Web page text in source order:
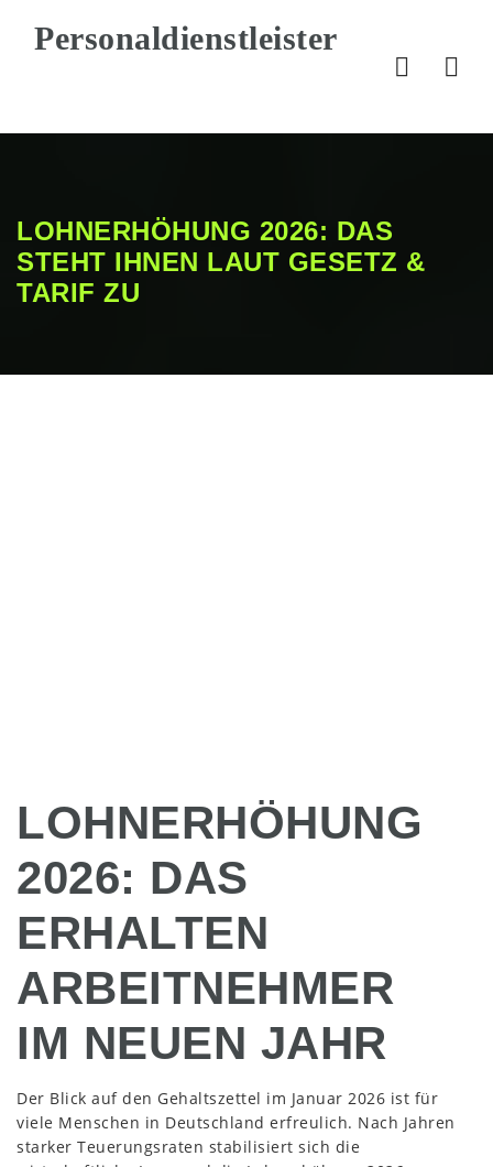
LOHNERHÖHUNG 2026: DAS
STEHT IHNEN LAUT GESETZ &
TARIF ZU
LOHNERHÖHUNG
2026: DAS
ERHALTEN
ARBEITNEHMER
IM NEUEN JAHR
Der Blick auf den Gehaltszettel im Januar 2026 ist für
viele Menschen in Deutschland erfreulich. Nach Jahren
starker Teuerungsraten stabilisiert sich die